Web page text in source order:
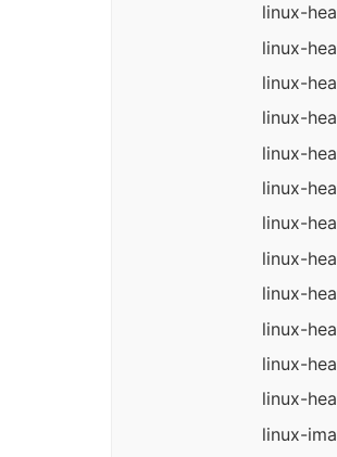
linux-
linux-
linux-
linux-
linux-
linux-
linux-
linux-
linux-
linux-
linux-
linux-
linux-